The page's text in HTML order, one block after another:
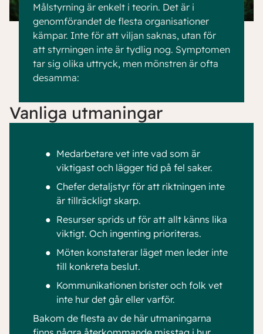
Målstyrning är enkelt i teorin. Det är i
genomförandet de flesta organisationer
kämpar. Inte för att viljan saknas, utan för
att styrningen inte är tydlig nog. Symptomen
tar sig olika uttryck, men mönstren är ofta
desamma:
Vanliga utmaningar
● Medarbetare vet inte vad som är
viktigast och lägger tid på fel saker.
● Chefer detaljstyr för att riktningen inte
är tillräckligt skarp.
● Resurser sprids ut för att allt känns lika
viktigt. Och ingenting prioriteras.
● Möten konstaterar läget men leder inte
till konkreta beslut.
● Kommunikationen brister och folk vet
inte hur det går eller varför.
Bakom de flesta av de här utmaningarna